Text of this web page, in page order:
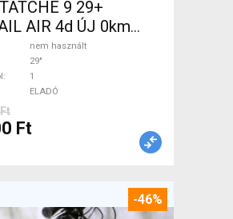
9 29+
AIR 4d ÚJ 0km
Bike 29" elöl
nem használt
nem használt
29"
1
ELADÓ
Ft
-46%